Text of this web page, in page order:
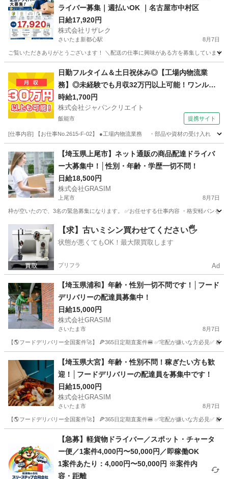
ライバー募集｜週払いOK ｜名古屋市中村区
日給17,920円
株式会社リザレク
さいたま新都心駅 8月7日
ご覧いただきありがとうございます！ ＼配送の仕事に興味がある方を募集していま
さいたま市 さいたま新都心駅 ドライバー Amazon
日勤フルタイム＆土日祝休み◎【工場内物流業
務】◎未経験でも月収32万円以上可能！ワンルー
ム寮完備！
時給1,700円
株式会社ジャパンクリエイト
飯能市 提携サイト
[仕事内容] 【お仕事No.2615-F-02】 ●工場内物流業務 ・部品や資材の受け入れ
その他
【埼玉県上尾市】ネット通販の商品配達ドライバ
ー大募集中！│性別・年齢・学歴一切不問！
日給18,500円
株式会社GRASIM
上尾市 8月7日
枠が空いたので、3名の緊急募集になります。 ✅お任せする仕事内容 ・格安軽バン
埼玉 上尾市 ドライバー 荷物
【求】古いミシン買わせてください🖐️
状態が悪くてもOK！最大限買取します
プリフラ Ad
【埼玉県浦和】年齢・性別一切不問です！│フード
デリバリーの配達員募集中！
日給15,000円
株式会社GRASIM
さいたま市 8月7日
【🌎フードデリバリー全国案件🚀】 🍕365日定期直案件🍔 ✅宅配が嫌いな方必見✅
さいたま市 ドライバー 1件
【埼玉県大宮】年齢・性別不問！稼ぎたい方も歓
迎！│フードデリバリーの配達員を募集中です！
日給15,000円
株式会社GRASIM
さいたま市 8月7日
【🌎フードデリバリー全国案件🚀】 🍕365日定期直案件🍔 ✅宅配が嫌いな方必見✅
さいたま市 ドライバー 1件
【急募】軽貨物ドライバー／スポット・チャータ
ー便／1案件4,000円〜50,000円／即稼働OK
1案件あたり：4,000円〜50,000円 ※案件内
容・距離